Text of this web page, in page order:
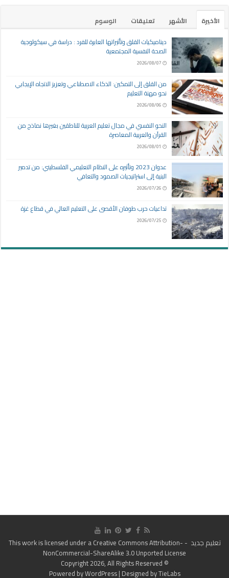
الأخيرة الأشهر تعليقات
الوسوم
ديناميكيات القلق وتأثيراتها العابرة للفرد : دراسة في سيكولوجية
الصحة النفسية المجتمعية
2026/08/07
من القلق إلى التمكين: الذكاء الاصطناعي وتعزيز الاتجاه الإيجابي
نحو مهنة التعليم
2026/08/06
النحو النفسي في مجال تعليم العربية للناطقين بغيرها نماذج من
القرآن والعربية المعاصرة
2026/08/01
عدوان 2023 وتأثيره على النظام التعليمي الفلسطيني: من تدمير
البنية إلى استراتيجيات الصمود والتعافي
2026/07/26
تداعيات حرب طوفان الأقصى على التعليم العالي في قطاع غزة
2026/07/25
تعليم جديد - This work is licensed under a
Creative Commons Attribution-
NonCommercial-ShareAlike 3.0 Unported License
© Copyright 2026, All Rights Reserved
Powered byWordPress| Designed byTieLabs